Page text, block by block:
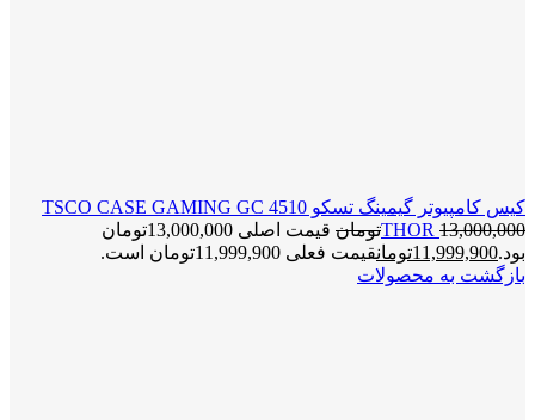
کیس کامپیوتر گیمینگ تسکو TSCO CASE GAMING GC 4510
THOR 13,000,000 تومان
قیمت اصلی 13,000,000تومان
بود.11,999,900تومانقیمت فعلی 11,999,900تومان است.
بازگشت به محصولات